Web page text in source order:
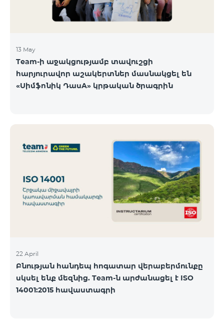
13 May
Team-ի աջակցությամբ տավուշցի
հարյուրավոր աշակերտներ մասնակցել են
«Սիմֆոնիկ ԴասA» կրթական ծրագրին
22 April
Բնության հանդեպ հոգատար վերաբերմունքը
սկսել ենք մեզնից. Team-ն արժանացել է ISO
14001:2015 հավաստագրի